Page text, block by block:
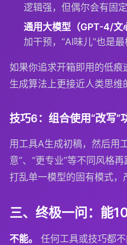
逻辑强，但偶尔会有固定
通用大模型（GPT-4/文
加干预，“AI味儿”也是
如果你追求开箱即用的低
生成算法上更接近人类思维
技巧6：组合使用“改写”
用工具A生成初稿，然后用
意”、“更专业”等不同风格
打乱单一模型的固有模式，
三、终极一问：能
不能。
任何工具或技巧都